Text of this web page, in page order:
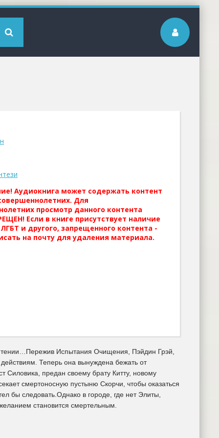
Аудиокнига может содержать контент
Для
просмотр данного контента
Если в книге присутствует наличие
и другого, запрещенного контента -
на почту для удаления материала.
Испытания Очищения, Пэйдин Грэй,
Теперь она вынуждена бежать от
Силовика, предан своему брату Китту, новому
смертоносную пустыню Скорчи, чтобы оказаться
бы следовать.Однако в городе, где нет Элиты,
становится смертельным.